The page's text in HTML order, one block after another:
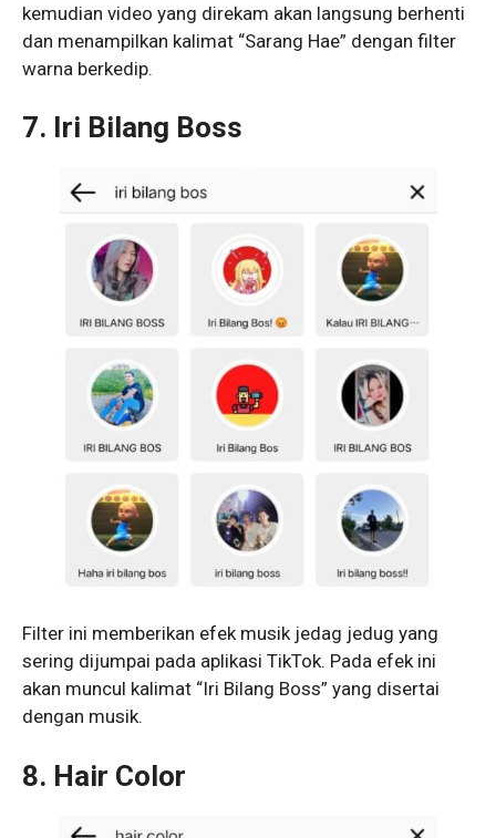
kemudian video yang direkam akan langsung berhenti
dan menampilkan kalimat “Sarang Hae” dengan filter
warna berkedip.
7. Iri Bilang Boss
Filter ini memberikan efek musik jedag jedug yang
sering dijumpai pada aplikasi TikTok. Pada efek ini
akan muncul kalimat “Iri Bilang Boss” yang disertai
dengan musik.
8. Hair Color